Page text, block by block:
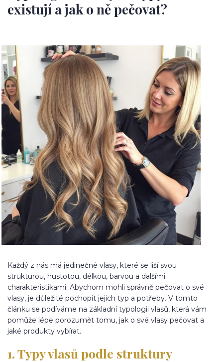
existují a jak o ně pečovat?
Každý z nás má jedinečné vlasy, které se liší svou
strukturou, hustotou, délkou, barvou a dalšími
charakteristikami. Abychom mohli správně pečovat o své
vlasy, je důležité pochopit jejich typ a potřeby. V tomto
článku se podíváme na základní typologii vlasů, která vám
pomůže lépe porozumět tomu, jak o své vlasy pečovat a
jaké produkty vybírat.
1. Typy vlasů podle struktury